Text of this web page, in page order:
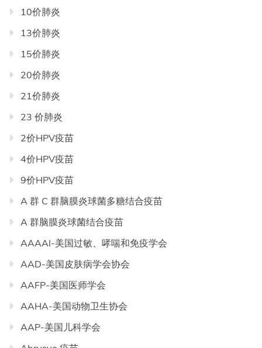
导
航
10价肺炎
13价肺炎
15价肺炎
20价肺炎
21价肺炎
23 价肺炎
2价HPV疫苗
4价HPV疫苗
9价HPV疫苗
A 群 C 群脑膜炎球菌多糖结合疫苗
A 群脑膜炎球菌结合疫苗
AAAAI-美国过敏、哮喘和免疫学会
AAD-美国皮肤病学会协会
AAFP-美国医师学会
AAHA-美国动物卫生协会
AAP-美国儿科学会